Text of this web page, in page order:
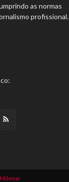
as normas
profissional.
Milenar